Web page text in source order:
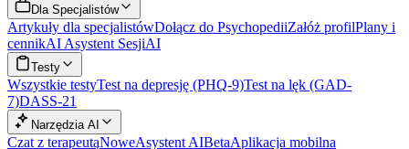
Dla Specjalistów
Artykuły dla specjalistówDołącz do PsychopediiZałóż profilPlany i
cennikAI Asystent SesjiAI
Testy
Wszystkie testyTest na depresję (PHQ-9)Test na lęk (GAD-
7)DASS-21
Narzędzia AI
Czat z terapeutąNoweAsystent AIBetaAplikacja mobilna